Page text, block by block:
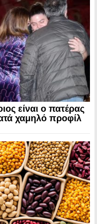
είναι ο πατέρας
χαμηλό προφίλ